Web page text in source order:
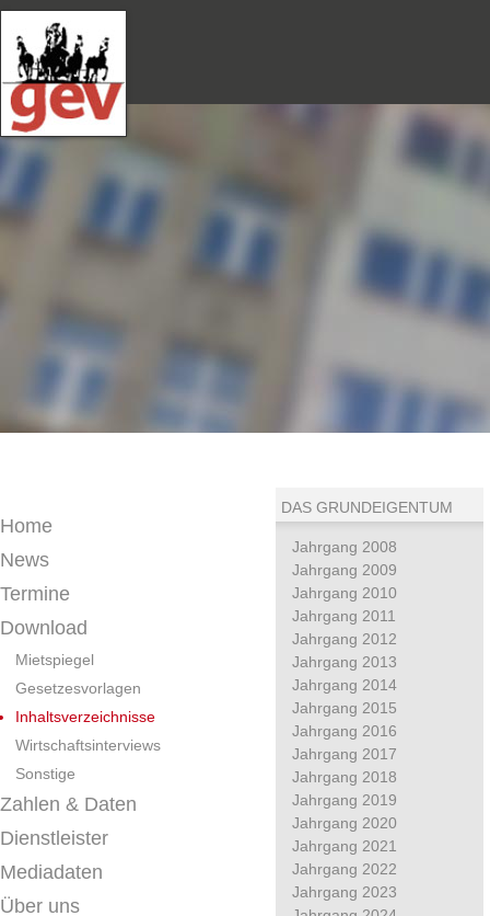
Home
News
Termine
Download
Mietspiegel
Gesetzesvorlagen
Inhaltsverzeichnisse
Wirtschaftsinterviews
Sonstige
Zahlen & Daten
Dienstleister
Mediadaten
Über uns
DAS GRUNDEIGENTUM
Jahrgang 2008
Jahrgang 2009
Jahrgang 2010
Jahrgang 2011
Jahrgang 2012
Jahrgang 2013
Jahrgang 2014
Jahrgang 2015
Jahrgang 2016
Jahrgang 2017
Jahrgang 2018
Jahrgang 2019
Jahrgang 2020
Jahrgang 2021
Jahrgang 2022
Jahrgang 2023